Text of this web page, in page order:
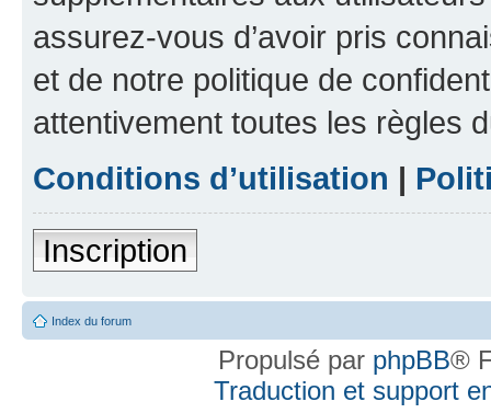
assurez-vous d’avoir pris
et de notre politique de
attentivement toutes les règles
Conditions d’utilisation |
Inscription
Index du forum
Propulsé par phpBB®
Traduction et support